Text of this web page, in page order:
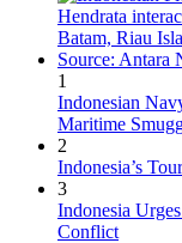
1
Indonesian
Maritime
2
Indonesia’s
3
Indonesia
Conflict